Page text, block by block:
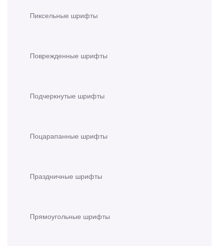
Пиксельные шрифты
Поврежденные шрифты
Подчеркнутые шрифты
Поцарапанные шрифты
Праздничные шрифты
Прямоугольные шрифты